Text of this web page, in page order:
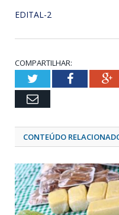
EDITAL-2
COMPARTILHAR:
TwitterFacebook
Email
CONTEÚDO